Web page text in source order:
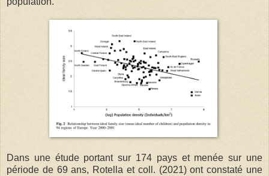
Dans une étude portant sur 174 pays et menée sur une
période de 69 ans, Rotella et coll. (2021) ont constaté une